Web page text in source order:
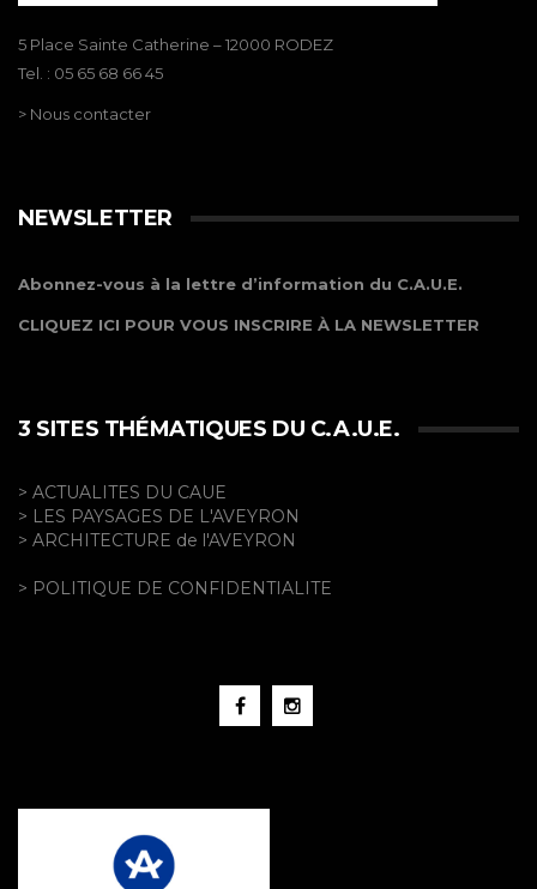
5 Place Sainte Catherine – 12000 RODEZ
Tel. : 05 65 68 66 45
> Nous contacter
NEWSLETTER
Abonnez-vous à la lettre d’information du C.A.U.E.
CLIQUEZ ICI POUR VOUS INSCRIRE À LA NEWSLETTER
3 SITES THÉMATIQUES DU C.A.U.E.
> ACTUALITES DU CAUE
> LES PAYSAGES DE L'AVEYRON
> ARCHITECTURE de l'AVEYRON
> POLITIQUE DE CONFIDENTIALITE